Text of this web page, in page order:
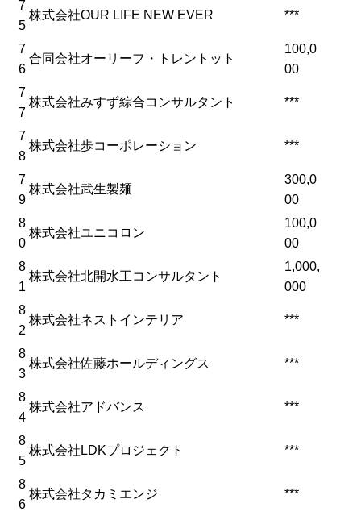
7
5
株式会社OUR LIFE NEW EVER ***
7
6
合同会社オーリーフ・トレントット
100,0
00
7
7
株式会社みすず綜合コンサルタント ***
7
8
株式会社歩コーポレーション ***
7
9
株式会社武生製麺
300,0
00
8
0
株式会社ユニコロン
100,0
00
8
1
株式会社北開水工コンサルタント
1,000,
000
8
2
株式会社ネストインテリア ***
8
3
株式会社佐藤ホールディングス ***
8
4
株式会社アドバンス ***
8
5
株式会社LDKプロジェクト ***
8
6
株式会社タカミエンジ ***